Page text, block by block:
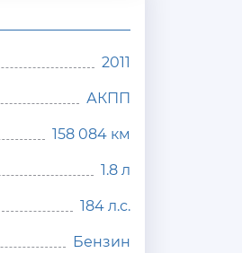
2011
АКПП
158 084 км
1.8 л
184 л.с.
Бензин